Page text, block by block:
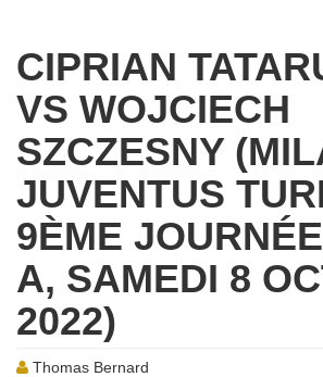
CIPRIAN
VS WOJCIECH
SZCZESNY
JUVENTUS
9ÈME
A, SAMEDI 8
2022)
Thomas Bernard